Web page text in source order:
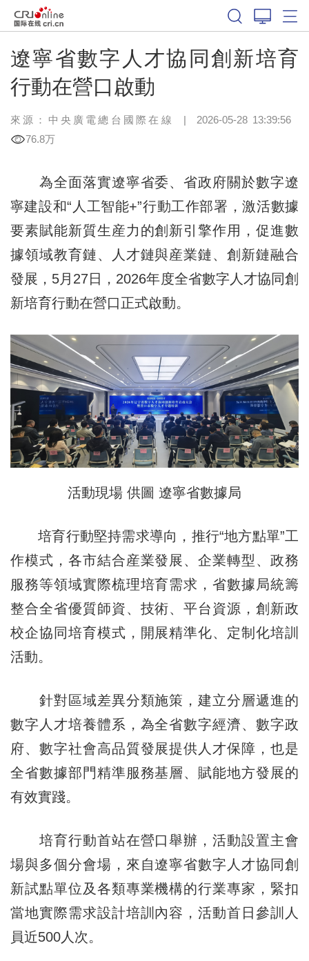
遼寧省數字人才協同創新培育
行動在營口啟動
來源：中央廣電總台國際在線 | 2026-05-28 13:39:56
76.8万
為全面落實遼寧省委、省政府關於數字遼
寧建設和“人工智能+”行動工作部署，激活數據
要素賦能新質生産力的創新引擎作用，促進數
據領域教育鏈、人才鏈與産業鏈、創新鏈融合
發展，5月27日，2026年度全省數字人才協同創
新培育行動在營口正式啟動。
活動現場 供圖 遼寧省數據局
培育行動堅持需求導向，推行“地方點單”工
作模式，各市結合産業發展、企業轉型、政務
服務等領域實際梳理培育需求，省數據局統籌
整合全省優質師資、技術、平台資源，創新政
校企協同培育模式，開展精準化、定制化培訓
活動。
針對區域差異分類施策，建立分層遞進的
數字人才培養體系，為全省數字經濟、數字政
府、數字社會高品質發展提供人才保障，也是
全省數據部門精準服務基層、賦能地方發展的
有效實踐。
培育行動首站在營口舉辦，活動設置主會
場與多個分會場，來自遼寧省數字人才協同創
新試點單位及各類專業機構的行業專家，緊扣
當地實際需求設計培訓內容，活動首日參訓人
員近500人次。